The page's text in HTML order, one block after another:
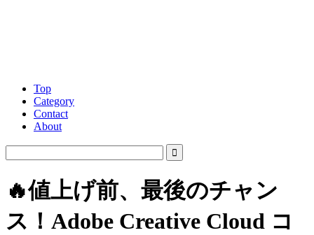
Top
Category
Contact
About
🔥値上げ前、最後のチャン
ス！Adobe Creative Cloud コ